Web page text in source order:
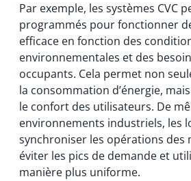
Par exemple, les systèmes CVC
programmés pour fonctionner
efficace en fonction des
environnementales et des
occupants. Cela permet non
la consommation d’énergie,
le confort des utilisateurs. De
environnements industriels, les
synchroniser les opérations des
éviter les pics de demande et
manière plus uniforme.